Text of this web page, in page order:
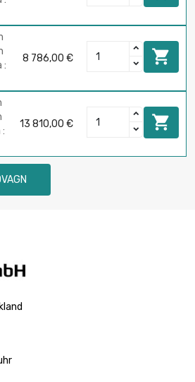
:
8 786,00 € 
13 810,00 € 